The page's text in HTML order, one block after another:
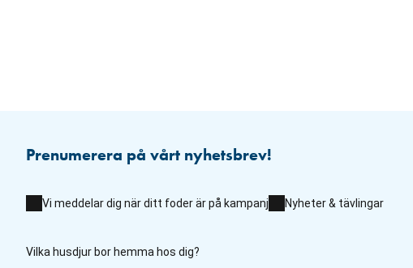
Prenumerera på vårt nyhetsbrev!
Vi meddelar dig när ditt foder är på kampanj Nyheter & tävlingar
Vilka husdjur bor hemma hos dig?